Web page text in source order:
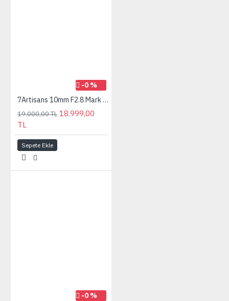
-0 %
7Artisans 10mm F2.8 Mark II Canon (EOS-R Mount) MF Ultra Wide Angle Fisheye Full Frame Lens Siyah
19.000,00 TL 18.999,00
TL
Sepete Ekle
-0 %